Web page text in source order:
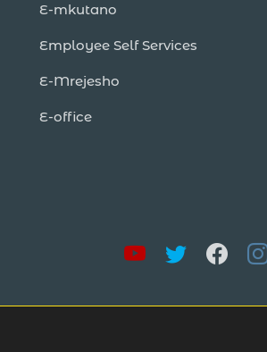
E-mkutano
Employee Self Services
E-Mrejesho
E-office